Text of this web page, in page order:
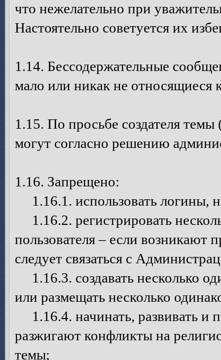
что нежелательно при
Настоятельно советуется их
1.14. Бессодержательные
мало или никак не относящиеся
1.15. По просьбе создателя
могут согласно решению
1.16. Запрещено:
1.16.1. использовать логины,
1.16.2. регистрировать
пользователя – если возникают
следует связаться с
1.16.3. создавать несколько
или размещать несколько
1.16.4. начинать, развивать и
разжигают конфликты на
темы;